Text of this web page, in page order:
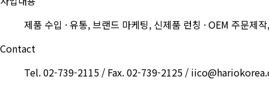
제품 수입 · 유통, 브랜드 마케팅, 신제품 런칭 · OEM 주문제
Contact
Tel. 02-739-2115 / Fax. 02-739-2125 /